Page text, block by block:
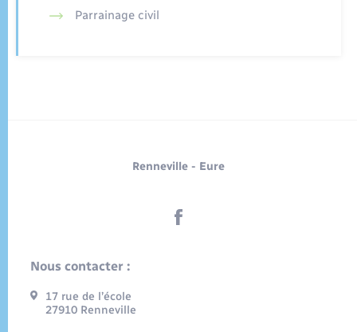
Parrainage civil
Renneville - Eure
Nous contacter :
17 rue de l’école
27910 Renneville